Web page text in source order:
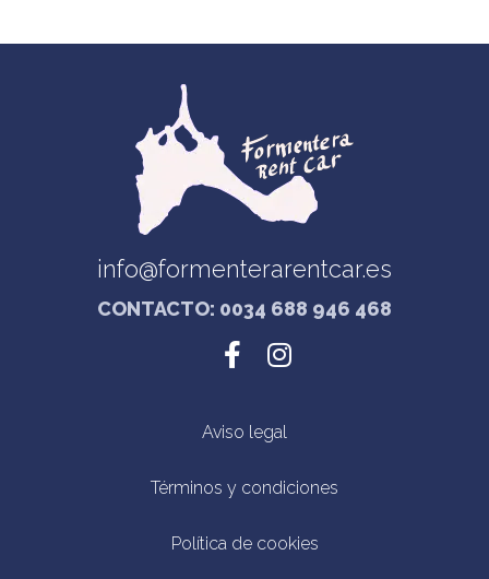
info@formenterarentcar.es
CONTACTO: 0034 688 946 468
Aviso legal
Términos y condiciones
Política de cookies